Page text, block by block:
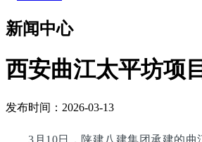
新闻中心
西安曲江太平坊项
发布时间：2026-03-13
3月10日，陕建八建集团承建的曲